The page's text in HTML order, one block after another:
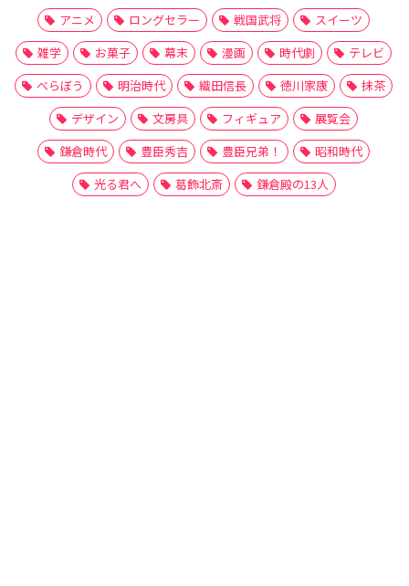
アニメ
ロングセラー 戦国武将
スイーツ
雑学
お菓子 幕末 漫画 時代劇
テレビ
べらぼう
明治時代 織田信長 徳川家康
抹茶
デザイン
文房具 フィギュア
展覧会
鎌倉時代
豊臣秀吉 豊臣兄弟！
昭和時代
光る君へ
葛飾北斎 鎌倉殿の13人